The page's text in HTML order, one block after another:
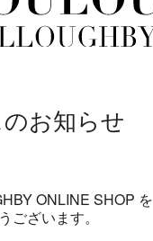
お知らせ
ONLINE SHOP を
ございます。